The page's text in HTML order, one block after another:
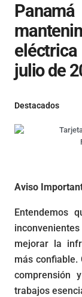
julio de
Destacados
Aviso
Entendemos
mejorar la
más confiable.
comprensión
trabajos